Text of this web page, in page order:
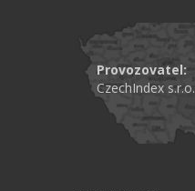
Provozovatel:
CzechIndex s.r.o.